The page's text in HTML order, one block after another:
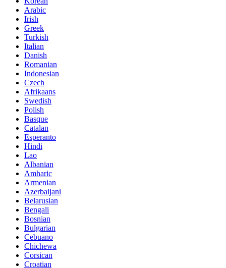
Arabic
Irish
Greek
Turkish
Italian
Danish
Romanian
Indonesian
Czech
Afrikaans
Swedish
Polish
Basque
Catalan
Esperanto
Hindi
Lao
Albanian
Amharic
Armenian
Azerbaijani
Belarusian
Bengali
Bosnian
Bulgarian
Cebuano
Chichewa
Corsican
Croatian